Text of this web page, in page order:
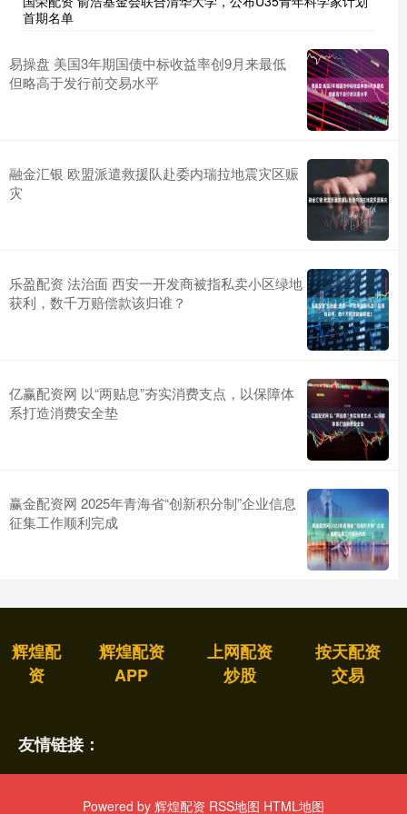
首期名单
易操盘 美国3年期国债中标收益率创9月来最低
但略高于发行前交易水平
融金汇银 欧盟派遣救援队赴委内瑞拉地震灾区赈
灾
乐盈配资 法治面 西安一开发商被指私卖小区绿地
获利，数千万赔偿款该归谁？
亿赢配资网 以“两贴息”夯实消费支点，以保障体
系打造消费安全垫
赢金配资网 2025年青海省“创新积分制”企业信息
征集工作顺利完成
辉煌配
资
辉煌配资
APP
上网配资
炒股
按天配资
交易
友情链接：
Powered by 辉煌配资 RSS地图 HTML地图